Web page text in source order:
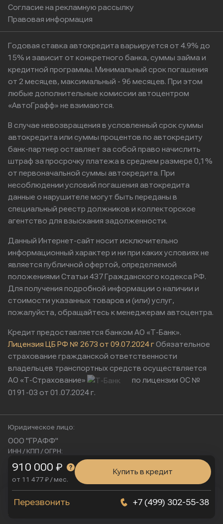
910 000 ₽
от 11 477 ₽ / мес.
Купить в кредит
+7 (499) 302-55-38
Перезвонить
Согласие на рекламную рассылку
Правовая информация
Годовая ставка автокредита варьируется от 4.9% до
15% и зависит от конкретного банка, суммы займа и
кредитной программы. Минимальный срок погашения
от 2 месяцев, максимальный - 96 месяцев. При этом
любые дополнительные комиссии автоцентром
«АвтоГрафф» не взимаются.
В случае невозвращения в условленный срок суммы
автокредита или суммы процентов по автокредиту
банк-партнер оставляет за собой право начислить
штраф за просрочку платежа в среднем размере 0,1%
от первоначальной суммы автокредита. При
несоблюдении условий погашения автокредита
данные о нарушителе могут быть переданы в
специальный реестр должников и коллекторское
агентство для взыскания задолженности.
Данный Интернет-сайт носит исключительно
информационный характер и ни при каких условиях не
является публичной офертой, определяемой
положениями Статьи 437 Гражданского кодекса РФ.
Для получения подробной информации о наличии и
стоимости указанных товаров и (или) услуг,
пожалуйста, обращайтесь к менеджерам автоцентра.
Кредит предоставляется банком АО «Т-Банк».
Лицензия ЦБ РФ № 2673 от 09.07.2024 гОбязательное
страхование гражданской ответственности
владельцев транспортных средств осуществляется
АО «Т-Страхование»
по лицензии ОС №
0191-03 от 01.07.2024 г.
Юридическое лицо:
ООО "ГРАФФ"
ИНН / КПП / ОГРН:
9724221770 / 772401001 / 1257700252028
Юридический адрес:
115230, Россия, г. Москва, ул. Нагатинская, д. 2, п. 16/2
Физический адрес:
г. Москва, Нагатинская улица, 16к1с5
Мы используем cookies Я согласен